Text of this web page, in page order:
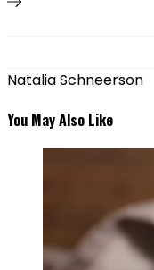
Natalia Schneerson
You May Also Like